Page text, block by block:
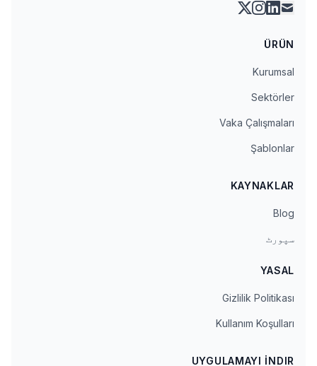
mail
linkedin
instagram
x
ÜRÜN
Kurumsal
Sektörler
Vaka Çalışmaları
Şablonlar
KAYNAKLAR
Blog
سپورٹ
YASAL
Gizlilik Politikası
Kullanım Koşulları
UYGULAMAYI İNDIR